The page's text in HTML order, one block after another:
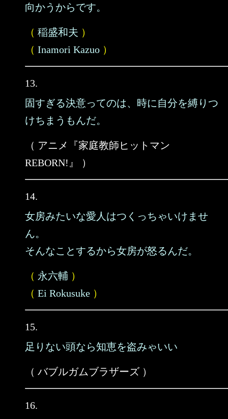
向かうからです。
（ 稲盛和夫 ）
（ Inamori Kazuo ）
13.
固すぎる決意ってのは、時に自分を縛りつ
けちまうもんだ。
（ アニメ『家庭教師ヒットマン
REBORN!』 ）
14.
女房みたいな愛人はつくっちゃいけませ
ん。
そんなことするから女房が怒るんだ。
（ 永六輔 ）
（ Ei Rokusuke ）
15.
足りない頭なら知恵を盗みゃいい
（ バブルガムブラザーズ ）
16.